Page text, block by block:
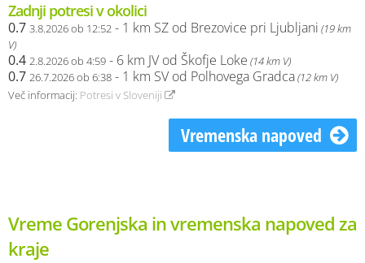
Zadnji potresi v okolici
0.7 3.8.2026 ob 12:52 - 1 km SZ od Brezovice pri Ljubljani (19 km
V)
0.4 2.8.2026 ob 4:59 - 6 km JV od Škofje Loke (14 km V)
0.7 26.7.2026 ob 6:38 - 1 km SV od Polhovega Gradca(12 km V)
Več informacij: Potresi v Sloveniji
Vremenska napoved
Vreme Gorenjska in vremenska napoved za
kraje